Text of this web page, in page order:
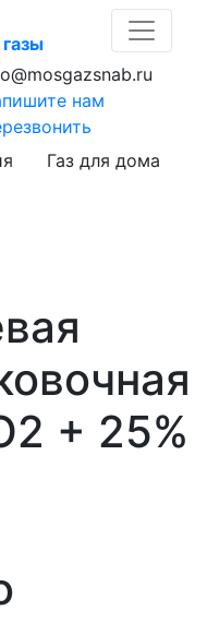
нам
Газ для дома
+ 25%